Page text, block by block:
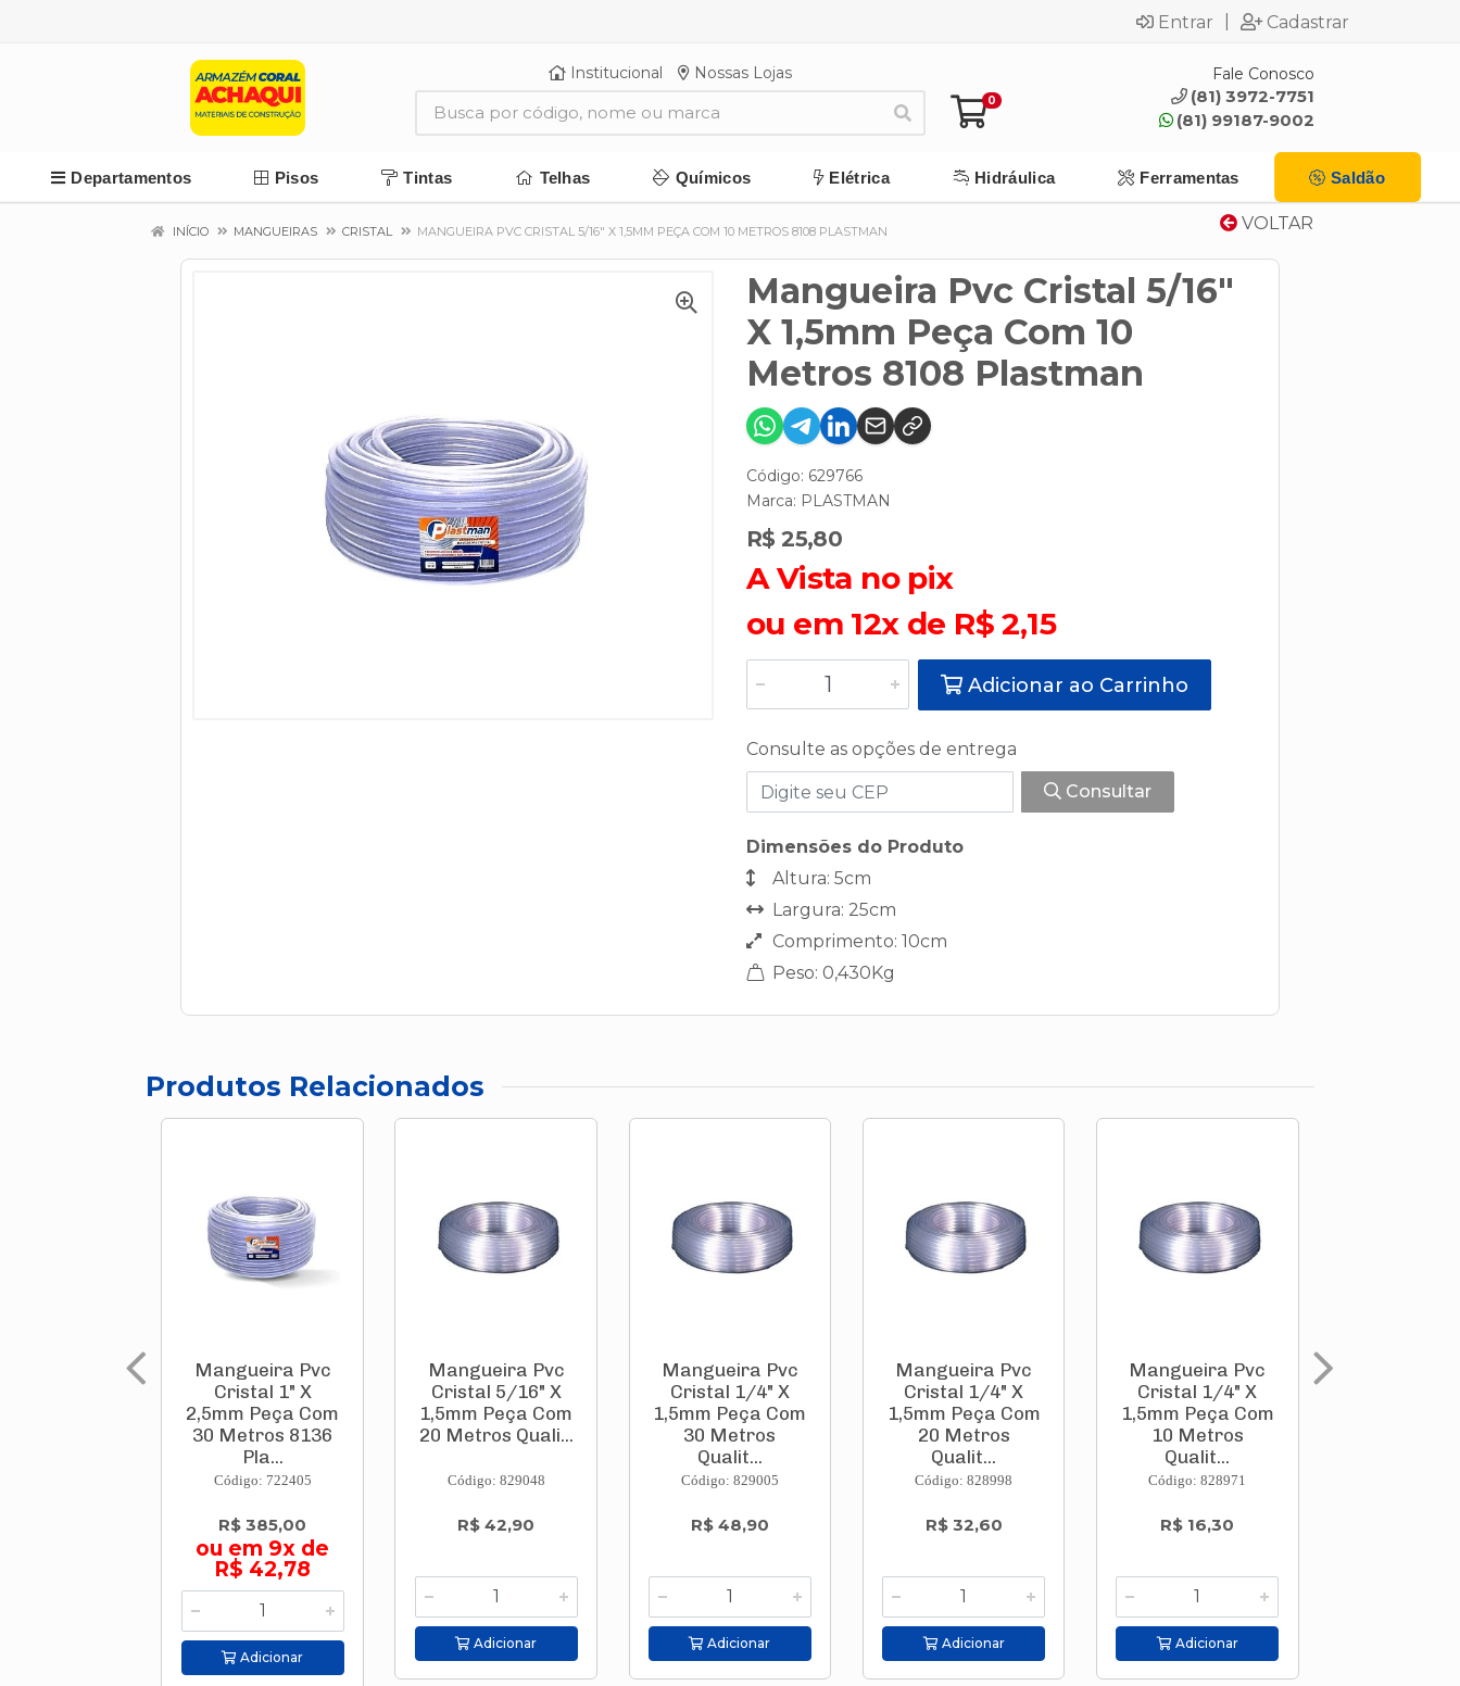
Entrar Cadastrar
Institucional Nossas Lojas
0
Fale Conosco
(81) 3972-7751
(81) 99187-9002
Departamentos Pisos Tintas Telhas Químicos Elétrica Hidráulica Ferramentas Saldão
VOLTAR
INÍCIO MANGUEIRAS CRISTAL MANGUEIRA PVC CRISTAL 5/16" X 1,5MM PEÇA COM 10 METROS 8108 PLASTMAN
Mangueira Pvc Cristal 5/16"
X 1,5mm Peça Com 10
Metros 8108 Plastman
Código: 629766
Marca: PLASTMAN
R$ 25,80
A Vista no pix
ou em 12x de R$ 2,15
Adicionar ao Carrinho
Consulte as opções de entrega
Consultar
Dimensões do Produto
Altura: 5cm
Largura: 25cm
Comprimento: 10cm
Peso: 0,430Kg
Produtos Relacionados
Mangueira Pvc
Cristal 1" X
2,5mm Peça Com
30 Metros 8136
Pla...
Código: 722405
R$ 385,00
ou em 9x de
R$ 42,78
Adicionar
Mangueira Pvc
Cristal 5/16" X
1,5mm Peça Com
20 Metros Quali...
Código: 829048
R$ 42,90
Adicionar
Mangueira Pvc
Cristal 1/4" X
1,5mm Peça Com
30 Metros
Qualit...
Código: 829005
R$ 48,90
Adicionar
Mangueira Pvc
Cristal 1/4" X
1,5mm Peça Com
20 Metros
Qualit...
Código: 828998
R$ 32,60
Adicionar
Mangueira Pvc
Cristal 1/4" X
1,5mm Peça Com
10 Metros
Qualit...
Código: 828971
R$ 16,30
Adicionar